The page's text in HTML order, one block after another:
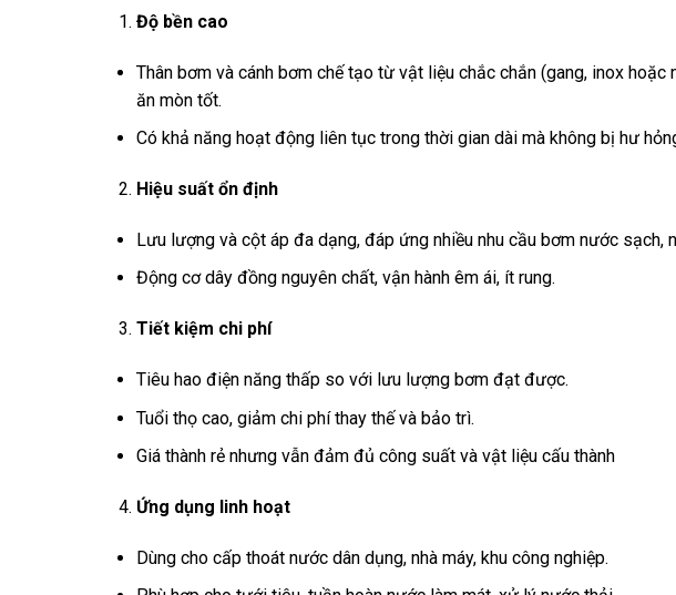
Độ bền cao
Thân bơm và cánh bơm chế tạo từ vật liệu chắc chắn (gang, inox
ăn mòn tốt.
Có khả năng hoạt động liên tục trong thời gian dài mà không bị hư
Hiệu suất ổn định
Lưu lượng và cột áp đa dạng, đáp ứng nhiều nhu cầu bơm nước sạch,
Động cơ dây đồng nguyên chất, vận hành êm ái, ít rung.
Tiết kiệm chi phí
Tiêu hao điện năng thấp so với lưu lượng bơm đạt được.
Tuổi thọ cao, giảm chi phí thay thế và bảo trì.
Giá thành rẻ nhưng vẫn đảm đủ công suất và vật liệu cấu thành
Ứng dụng linh hoạt
Dùng cho cấp thoát nước dân dụng, nhà máy, khu công nghiệp.